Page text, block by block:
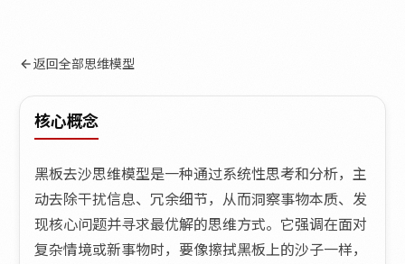
返回全部思维模型
核心概念
黑板去沙思维模型是一种通过系统性思考和分析，主
动去除干扰信息、冗余细节，从而洞察事物本质、发
现核心问题并寻求最优解的思维方式。它强调在面对
复杂情境或新事物时，要像擦拭黑板上的沙子一样，